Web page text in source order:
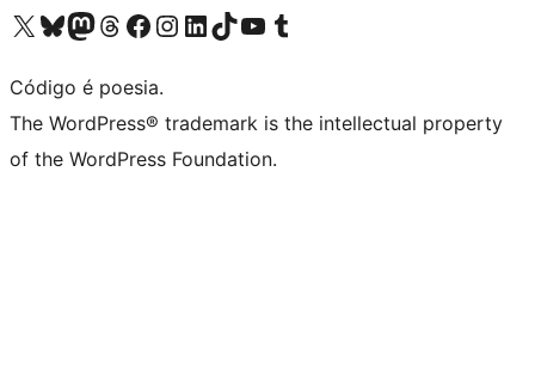
Visite a nossa conta X (antigo Twitter)
Visit our Bluesky account
Visit our Mastodon account
Visit our Threads account
Visite a nossa página do Facebook
Visite a nossa conta no Instagram
Visite a nossa conta no LinkedIn
Visit our TikTok account
Visit our YouTube channel
Visit our Tumblr account
Código é poesia.
The WordPress® trademark is the intellectual property
of the WordPress Foundation.